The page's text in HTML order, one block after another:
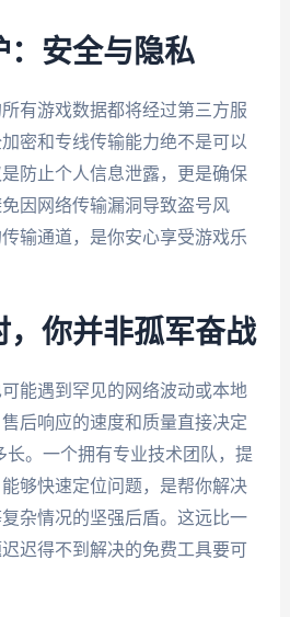
：安全与隐私
有游戏数据都将经过第三方服
密和专线传输能力绝不是可以
防止个人信息泄露，更是确保
因网络传输漏洞导致盗号风
输通道，是你安心享受游戏乐
，你并非孤军奋战
能遇到罕见的网络波动或本地
后响应的速度和质量直接决定
长。一个拥有专业技术团队，提
够快速定位问题，是帮你解决
杂情况的坚强后盾。这远比一
迟得不到解决的免费工具要可